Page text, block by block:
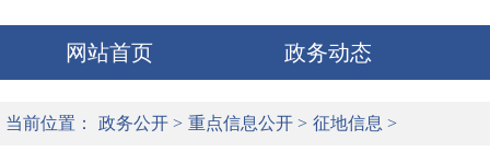
网站首页 政务动态
当前位置： 政务公开 > 重点信息公开 > 征地信息 >